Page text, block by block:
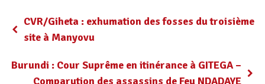
CVR/Giheta : exhumation des fosses du troisième
site à Manyovu
Burundi : Cour Suprême en itinérance à GITEGA –
Comparution des assassins de Feu NDADAYE